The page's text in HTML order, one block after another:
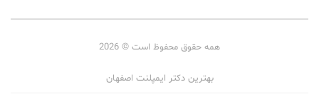
همه حقوق محفوظ است © 2026
بهترین دکتر ایمپلنت اصفهان